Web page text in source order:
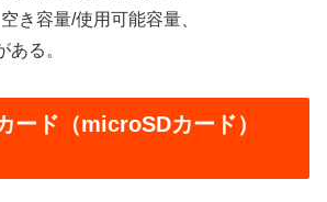
き容量/使用可能容量、
ある。
ード（microSDカード）